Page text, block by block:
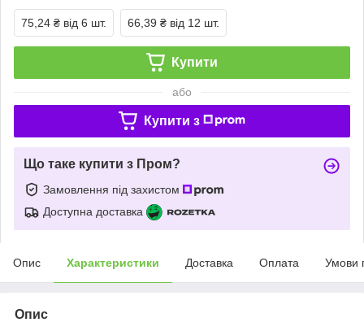
75,24 ₴ від 6 шт. 66,39 ₴ від 12 шт.
Купити
або
Купити з
Що таке купити з Пром?
Замовлення під захистом
Доступна доставка
Опис Характеристики Доставка Оплата Умови
Опис